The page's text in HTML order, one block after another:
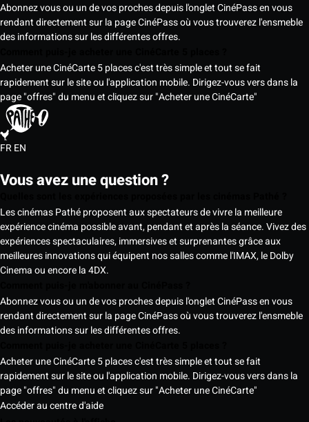
Abonnez vous ou un de vos proches depuis l'onglet CinéPass en vous
rendant directement sur la page CinéPass où vous trouverez l'ensmeble
des informations sur les différentes offres.
Acheter une CinéCarte 5 places c'est très simple et tout se fait
rapidement sur le site ou l'application mobile. Dirigez-vous vers dans la
page "offres" du menu et cliquez sur "Acheter une CinéCarte"
FREN
Vous avez une question ?
Les cinémas Pathé proposent aux spectateurs de vivre la meilleure
expérience cinéma possible avant, pendant et après la séance. Vivez des
expériences spectaculaires, immersives et surprenantes grâce aux
meilleures innovations qui équipent nos salles comme l'IMAX, le Dolby
Cinema ou encore la 4DX.
Abonnez vous ou un de vos proches depuis l'onglet CinéPass en vous
rendant directement sur la page CinéPass où vous trouverez l'ensmeble
des informations sur les différentes offres.
Acheter une CinéCarte 5 places c'est très simple et tout se fait
rapidement sur le site ou l'application mobile. Dirigez-vous vers dans la
page "offres" du menu et cliquez sur "Acheter une CinéCarte"
Accéder au centre d'aide